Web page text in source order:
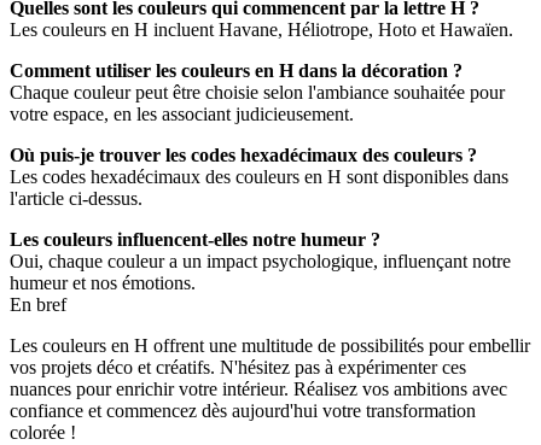
Quelles sont les couleurs qui commencent par la lettre H ?
Les couleurs en H incluent Havane, Héliotrope, Hoto et Hawaïen.
Comment utiliser les couleurs en H dans la décoration ?
Chaque couleur peut être choisie selon l'ambiance souhaitée pour
votre espace, en les associant judicieusement.
Où puis-je trouver les codes hexadécimaux des couleurs ?
Les codes hexadécimaux des couleurs en H sont disponibles dans
l'article ci-dessus.
Les couleurs influencent-elles notre humeur ?
Oui, chaque couleur a un impact psychologique, influençant notre
humeur et nos émotions.
En bref
Les couleurs en H offrent une multitude de possibilités pour embellir
vos projets déco et créatifs. N'hésitez pas à expérimenter ces
nuances pour enrichir votre intérieur. Réalisez vos ambitions avec
confiance et commencez dès aujourd'hui votre transformation
colorée !